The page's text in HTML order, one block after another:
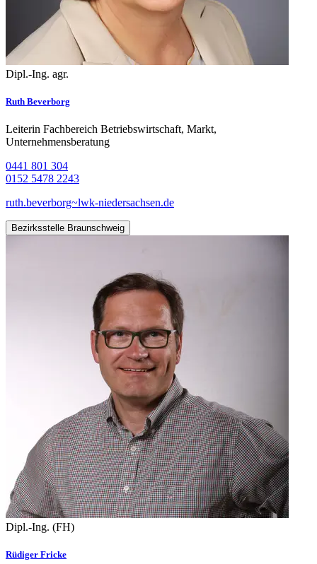
Dipl.-Ing. agr.
Ruth Beverborg
Leiterin Fachbereich Betriebswirtschaft, Markt,
Unternehmensberatung
0441 801 304
0152 5478 2243
ruth.beverborg~lwk-niedersachsen.de
Bezirksstelle Braunschweig
Dipl.-Ing. (FH)
Rüdiger Fricke